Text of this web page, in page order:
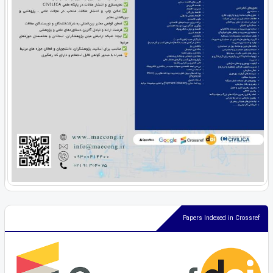
Papers Indexed in Crossref